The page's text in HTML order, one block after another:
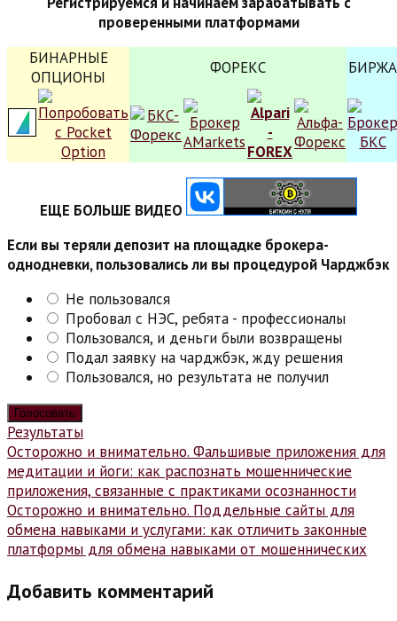
проверенными платформами
БИНАРНЫЕ
ОПЦИОНЫ
ФОРЕКС БИРЖА
ЕЩЕ БОЛЬШЕ ВИДЕО
Если вы теряли депозит на площадке брокера-
однодневки, пользовались ли вы процедурой Чарджбэк
Не пользовался
Пробовал с НЭС, ребята - профессионалы
Пользовался, и деньги были возвращены
Подал заявку на чарджбэк, жду решения
Пользовался, но результата не получил
Результаты
Навигация
по
записям
Осторожно и внимательно. Фальшивые приложения для
медитации и йоги: как распознать мошеннические
приложения, связанные с практиками осознанности
Осторожно и внимательно. Поддельные сайты для
обмена навыками и услугами: как отличить законные
платформы для обмена навыками от мошеннических
Добавить комментарий